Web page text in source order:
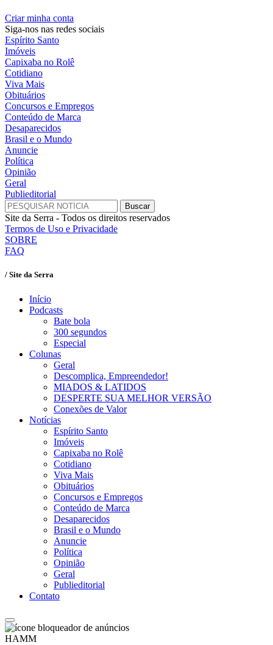
Criar minha conta
Siga-nos nas redes sociais
Espírito Santo
Imóveis
Capixaba no Rolê
Cotidiano
Viva Mais
Obituários
Concursos e Empregos
Conteúdo de Marca
Desaparecidos
Brasil e o Mundo
Anuncie
Política
Opinião
Geral
Publieditorial
Site da Serra - Todos os direitos reservados
Termos de Uso e Privacidade
SOBRE
FAQ
/ Site da Serra
Início
Podcasts
Bate bola
300 segundos
Especial
Colunas
Geral
Descomplica, Empreendedor!
MIADOS & LATIDOS
DESPERTE SUA MELHOR VERSÃO
Conexões de Valor
Notícias
Espírito Santo
Imóveis
Capixaba no Rolê
Cotidiano
Viva Mais
Obituários
Concursos e Empregos
Conteúdo de Marca
Desaparecidos
Brasil e o Mundo
Anuncie
Política
Opinião
Geral
Publieditorial
Contato
HAMM